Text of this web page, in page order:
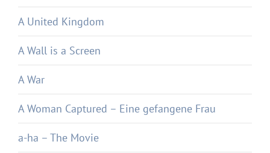
A United Kingdom
A Wall is a Screen
A War
A Woman Captured – Eine gefangene Frau
a-ha – The Movie